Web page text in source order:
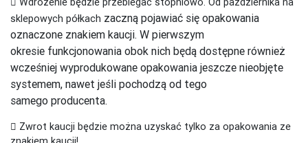
sklepowych półkach zaczną pojawiać się opakowania
oznaczone znakiem kaucji. W pierwszym
okresie funkcjonowania obok nich będą dostępne również
wcześniej wyprodukowane opakowania jeszcze nieobjęte
systemem, nawet jeśli pochodzą od tego
samego producenta.
 Zwrot kaucji będzie można uzyskać tylko za opakowania ze